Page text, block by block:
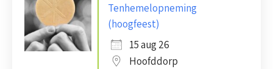
Tenhemelopneming
(hoogfeest)
15 aug 26
Hoofddorp